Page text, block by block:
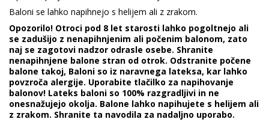
Baloni se lahko napihnejo s helijem ali z zrakom.
Opozorilo! Otroci pod 8 let starosti lahko pogoltnejo ali
se zadušijo z nenapihnjenim ali počenim balonom, zato
naj se zagotovi nadzor odrasle osebe. Shranite
nenapihnjene balone stran od otrok. Odstranite počene
balone takoj, Baloni so iz naravnega lateksa, kar lahko
povzroča alergije. Uporabite tlačilko za napihovanje
balonov! Lateks baloni so 100% razgradljivi in ne
onesnažujejo okolja. Balone lahko napihujete s helijem ali
z zrakom. Shranite ta navodila za nadaljno uporabo.